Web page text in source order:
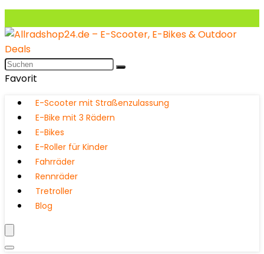
Favorit
E-Scooter mit Straßenzulassung
E-Bike mit 3 Rädern
E-Bikes
E-Roller für Kinder
Fahrräder
Rennräder
Tretroller
Blog